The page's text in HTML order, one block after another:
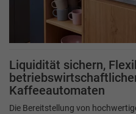
Liquidität sichern,
Kaffeeautomaten
Die Bereitstellung von